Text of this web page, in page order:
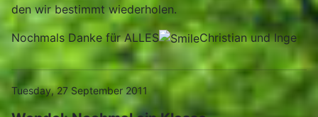
den wir bestimmt wiederholen.
Nochmals Danke für ALLES
Christian und Inge
Tuesday, 27 September 2011